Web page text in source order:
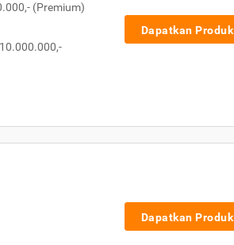
(Premium)
Dapatkan Produk
Dapatkan Produk